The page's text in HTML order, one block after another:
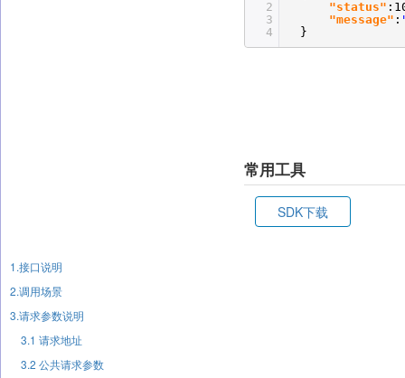
2
3
4
"status"
"message" :
}
常用工具
SDK下载
1.接口说明
2.调用场景
3.请求参数说明
3.1 请求地址
3.2 公共请求参数